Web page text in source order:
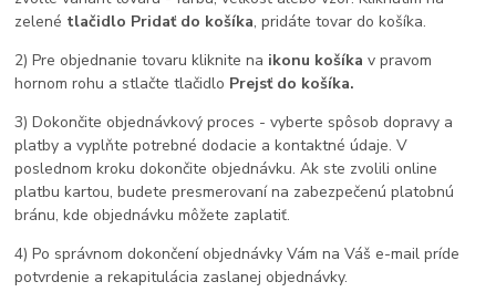
zelené tlačidlo Pridať do košíka, pridáte tovar do košíka.
2) Pre objednanie tovaru kliknite na ikonu košíka v pravom
hornom rohu a stlačte tlačidlo Prejsť do košíka.
3) Dokončite objednávkový proces - vyberte spôsob dopravy a
platby a vyplňte potrebné dodacie a kontaktné údaje. V
poslednom kroku dokončite objednávku. Ak ste zvolili online
platbu kartou, budete presmerovaní na zabezpečenú platobnú
bránu, kde objednávku môžete zaplatiť.
4) Po správnom dokončení objednávky Vám na Váš e-mail príde
potvrdenie a rekapitulácia zaslanej objednávky.